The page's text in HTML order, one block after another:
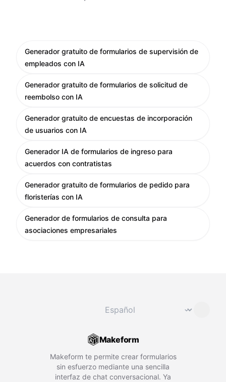
Generador gratuito de formularios de supervisión de
empleados con IA
Generador gratuito de formularios de solicitud de
reembolso con IA
Generador gratuito de encuestas de incorporación
de usuarios con IA
Generador IA de formularios de ingreso para
acuerdos con contratistas
Generador gratuito de formularios de pedido para
floristerías con IA
Generador de formularios de consulta para
asociaciones empresariales
⌄
Makeform
Makeform te permite crear formularios
sin esfuerzo mediante una sencilla
interfaz de chat conversacional. Ya